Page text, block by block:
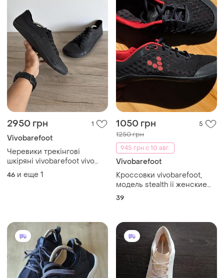
2950 грн 1
Vivobarefoot
Черевики трекінгові
шкіряні vivobarefoot vivo
barefoot оригінал
46 и еще 1
1050 грн 5
1250 грн
945 грн с 10 авг.
Vivobarefoot
Кроссовки vivobarefoot,
модель stealth ii женские
версия размер 39 на
39